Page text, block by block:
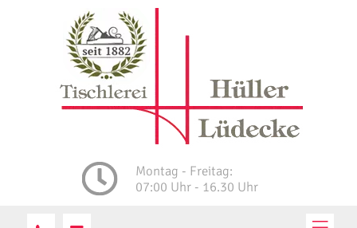
Montag - Freitag:
07:00 Uhr - 16.30 Uhr